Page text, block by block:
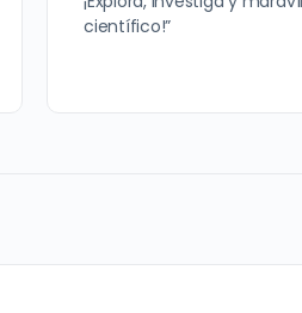
científico!”